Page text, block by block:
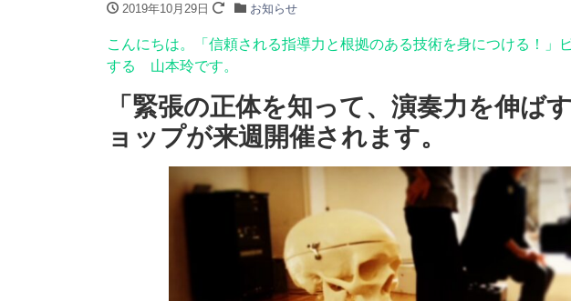
2019年10月29日 お知らせ
こんにちは。「信頼される指導力と根拠のある技術を身につける！」
する 山本玲です。
「緊張の正体を知って、演奏力を伸ば
ョップが来週開催されます。